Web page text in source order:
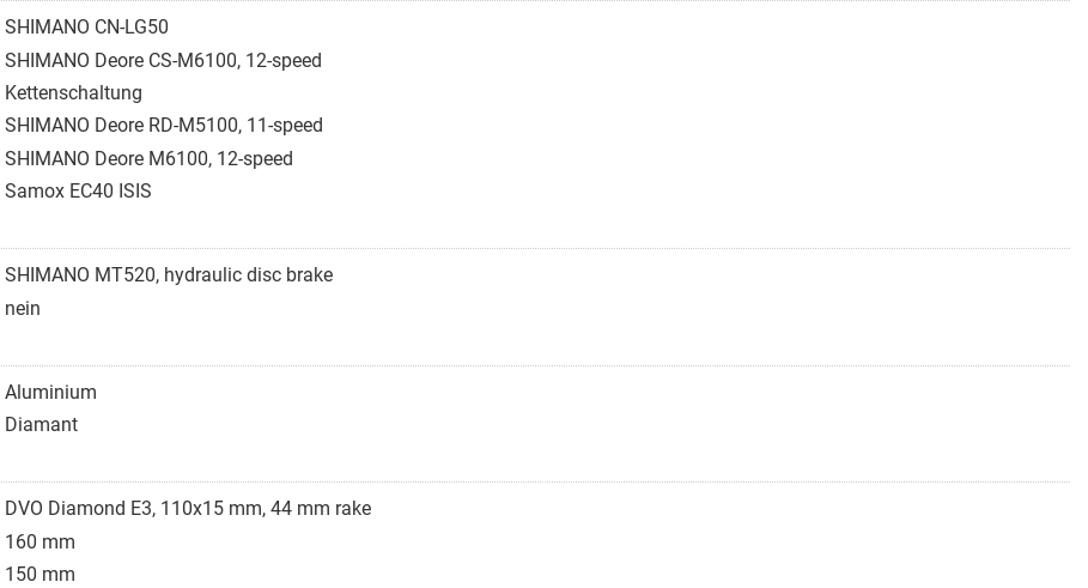
SHIMANO CN-LG50
SHIMANO Deore CS-M6100, 12-speed
Kettenschaltung
SHIMANO Deore RD-M5100, 11-speed
SHIMANO Deore M6100, 12-speed
Samox EC40 ISIS
SHIMANO MT520, hydraulic disc brake
nein
Aluminium
Diamant
DVO Diamond E3, 110x15 mm, 44 mm rake
160 mm
150 mm